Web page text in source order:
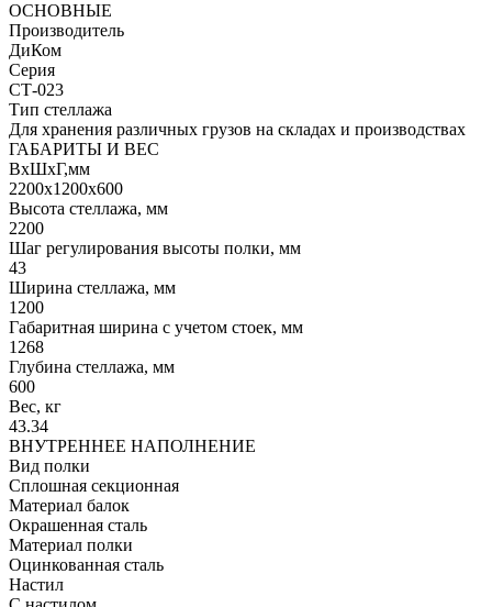
ОСНОВНЫЕ
Производитель
ДиКом
Серия
СТ-023
Тип стеллажа
Для хранения различных грузов на складах и производствах
ГАБАРИТЫ И ВЕС
ВхШхГ,мм
2200x1200x600
Высота стеллажа, мм
2200
Шаг регулирования высоты полки, мм
43
Ширина стеллажа, мм
1200
Габаритная ширина с учетом стоек, мм
1268
Глубина стеллажа, мм
600
Вес, кг
43.34
ВНУТРЕННЕЕ НАПОЛНЕНИЕ
Вид полки
Сплошная секционная
Материал балок
Окрашенная сталь
Материал полки
Оцинкованная сталь
Настил